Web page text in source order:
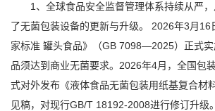
1、全球食品安全监督管理体系持续从严，
了无菌包装设备的更新与升级。 2026年3月16
家标准 罐头食品》（GB 7098—2025）正式
品须达到商业无菌要求。2026年4月，全国包
式对外发布《液体食品无菌包装用纸基复合材
见稿，对现行GB/T 18192-2008进行修订升级